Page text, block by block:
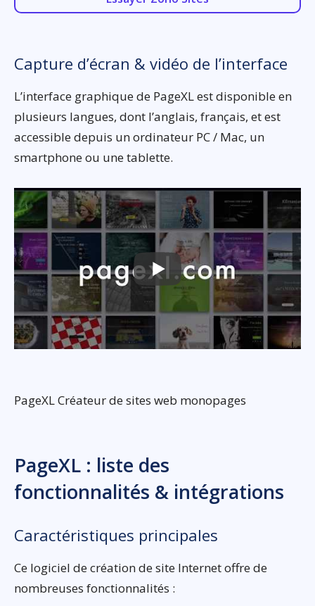
Capture d’écran & vidéo de l’interface
L’interface graphique de PageXL est disponible en
plusieurs langues, dont l’anglais, français, et est
accessible depuis un ordinateur PC / Mac, un
smartphone ou une tablette.
PageXL Créateur de sites web monopages
PageXL : liste des
fonctionnalités & intégrations
Caractéristiques principales
Ce logiciel de création de site Internet offre de
nombreuses fonctionnalités :